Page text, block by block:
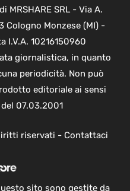
MRSHARE SRL - Via A.
Cologno Monzese (MI) -
I.V.A. 10216150960
giornalistica, in quanto
periodicità. Non può
editoriale ai sensi
07.03.2001
riservati - Contattaci
sito sono gestite da